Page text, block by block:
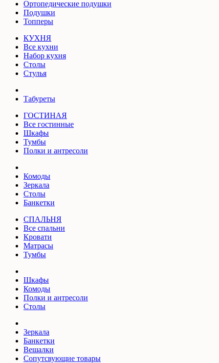
Ортопедические подушки
Подушки
Топперы
КУХНЯ
Все кухни
Набор кухня
Столы
Стулья
Табуреты
ГОСТИНАЯ
Все гостинные
Шкафы
Тумбы
Полки и антресоли
Комоды
Зеркала
Столы
Банкетки
СПАЛЬНЯ
Все спальни
Кровати
Матрасы
Тумбы
Шкафы
Комоды
Полки и антресоли
Столы
Зеркала
Банкетки
Вешалки
Сопутсвующие товары